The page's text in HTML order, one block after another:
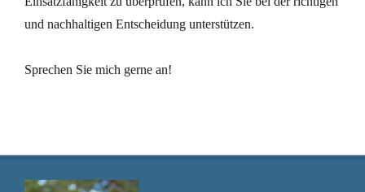
und nachhaltigen Entscheidung unterstützen.
Sprechen Sie mich gerne an!